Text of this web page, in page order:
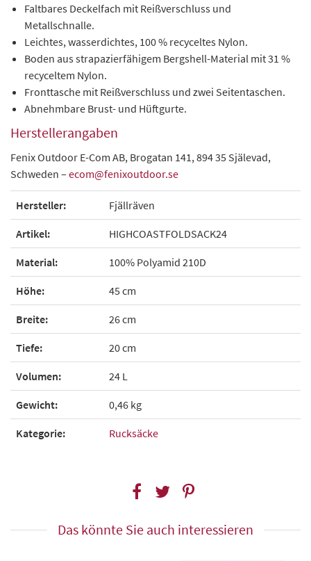
Faltbares Deckelfach mit Reißverschluss und
Metallschnalle.
Leichtes, wasserdichtes, 100 % recyceltes Nylon.
Boden aus strapazierfähigem Bergshell-Material mit 31 %
recyceltem Nylon.
Fronttasche mit Reißverschluss und zwei Seitentaschen.
Abnehmbare Brust- und Hüftgurte.
Herstellerangaben
Fenix Outdoor E-Com AB, Brogatan 141, 894 35 Själevad,
Schweden – ecom@fenixoutdoor.se
Hersteller: Fjällräven
Artikel: HIGHCOASTFOLDSACK24
Material: 100% Polyamid 210D
Höhe: 45 cm
Breite: 26 cm
Tiefe: 20 cm
Volumen: 24 L
Gewicht: 0,46 kg
Kategorie: Rucksäcke
Das könnte Sie auch interessieren